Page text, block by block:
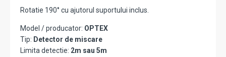
Rotatie 190° cu ajutorul suportului inclus.
Model / producator: OPTEX
Tip: Detector de miscare
Limita detectie: 2m sau 5m